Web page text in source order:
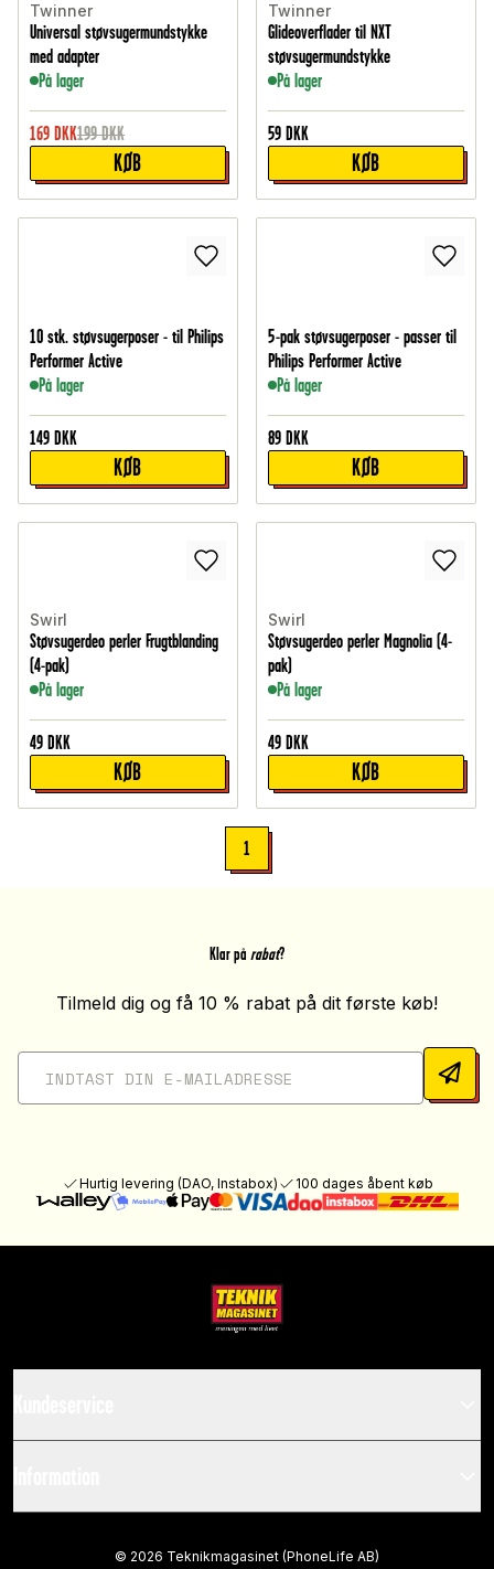
Twinner
Universal støvsugermundstykke
med adapter
På lager
169 DKK199 DKK
KØB
Twinner
Glideoverflader til NXT
støvsugermundstykke
På lager
59 DKK
KØB
10 stk. støvsugerposer - til Philips
Performer Active
På lager
149 DKK
KØB
5-pak støvsugerposer - passer til
Philips Performer Active
På lager
89 DKK
KØB
Swirl
Støvsugerdeo perler Frugtblanding
(4-pak)
På lager
49 DKK
KØB
Swirl
Støvsugerdeo perler Magnolia (4-
pak)
På lager
49 DKK
KØB
1
Klar på rabat?
Tilmeld dig og få 10 % rabat på dit første køb!
Hurtig levering (DAO, Instabox) 100 dages åbent køb
© 2026 Teknikmagasinet (PhoneLife AB)